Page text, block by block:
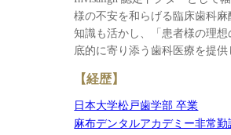
様の不安を和らげる臨床歯科
知識も活かし、「患者様の理
底的に寄り添う歯科医療を提供
【経歴】
日本大学松戸歯学部 卒業
麻布デンタルアカデミー非常勤